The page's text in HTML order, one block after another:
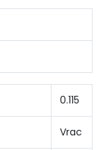
0.115
Vrac